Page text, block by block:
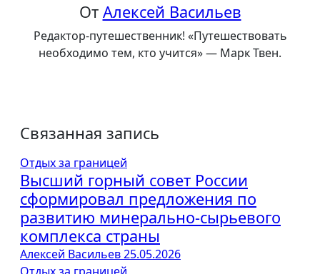
От Алексей Васильев
Редактор-путешественник! «Путешествовать
необходимо тем, кто учится» — Марк Твен.
Связанная запись
Отдых за границей
Высший горный совет России
сформировал предложения по
развитию минерально-сырьевого
комплекса страны
Алексей Васильев25.05.2026